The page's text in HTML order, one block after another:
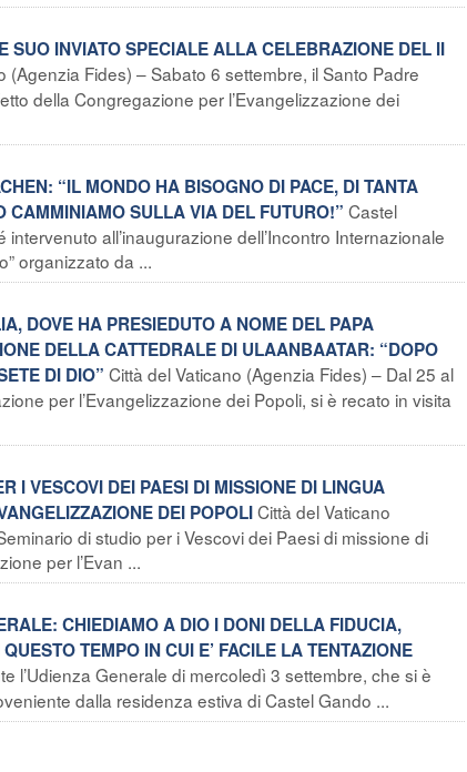
SUO INVIATO SPECIALE ALLA CELEBRAZIONE DEL II
(Agenzia Fides) – Sabato 6 settembre, il Santo Padre
della Congregazione per l’Evangelizzazione dei
“IL MONDO HA BISOGNO DI PACE, DI TANTA
CAMMINIAMO SULLA VIA DEL FUTURO!” Castel
all’inaugurazione dell’Incontro Internazionale
organizzato da ...
DOVE HA PRESIEDUTO A NOME DEL PAPA
DELLA CATTEDRALE DI ULAANBAATAR: “DOPO
DI DIO” Città del Vaticano (Agenzia Fides) – Dal 25 al
per l’Evangelizzazione dei Popoli, si è recato in visita
I VESCOVI DEI PAESI DI MISSIONE DI LINGUA
DEI POPOLICittà del Vaticano
di studio per i Vescovi dei Paesi di missione di
per l’Evan ...
CHIEDIAMO A DIO I DONI DELLA FIDUCIA,
TEMPO IN CUI E’ FACILE LA TENTAZIONE
l’Udienza Generale di mercoledì 3 settembre, che si è
dalla residenza estiva di Castel Gando ...